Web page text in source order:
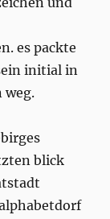
es packte
initial in
weg.
blick